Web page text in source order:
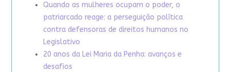
Quando as mulheres ocupam o poder, o
patriarcado reage: a perseguição política
contra defensoras de direitos humanos no
Legislativo
20 anos da Lei Maria da Penha: avanços e
desafios